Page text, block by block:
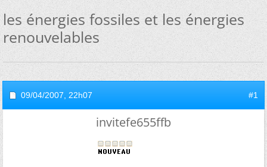
les énergies fossiles et les énergies
renouvelables
09/04/2007, 22h07 #1
invitefe655ffb